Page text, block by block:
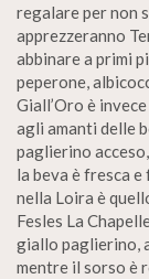
regalare per non
apprezzeranno
abbinare a primi
peperone,
Giall’Oro è
agli amanti delle
paglierino
la beva è fresca
nella Loira è
Fesles La
giallo paglierino,
mentre il sorso è